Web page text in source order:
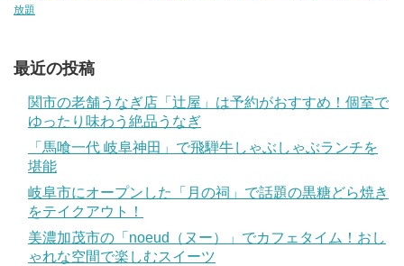
放題
最近の投稿
関市の老舗うなぎ店「辻屋」は予約がおすすめ！個室で
ゆったり味わう絶品うなぎ
「馬喰一代 岐阜神田」で飛騨牛しゃぶしゃぶランチを
堪能
岐阜市にオープンした「月の祠」で話題の黒糖どら焼き
をテイクアウト！
美濃加茂市の「noeud（ヌー）」でカフェタイム！おし
ゃれな空間で楽しむスイーツ